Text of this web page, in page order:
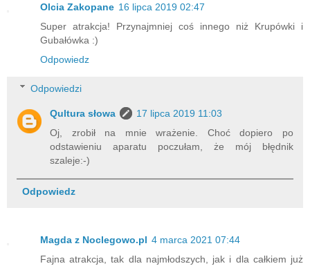
Olcia Zakopane 16 lipca 2019 02:47
Super atrakcja! Przynajmniej coś innego niż Krupówki i
Gubałówka :)
Odpowiedz
Odpowiedzi
Qultura słowa
17 lipca 2019 11:03
Oj, zrobił na mnie wrażenie. Choć dopiero po
odstawieniu aparatu poczułam, że mój błędnik
szaleje:-)
Odpowiedz
Magda z Noclegowo.pl 4 marca 2021 07:44
Fajna atrakcja, tak dla najmłodszych, jak i dla całkiem już